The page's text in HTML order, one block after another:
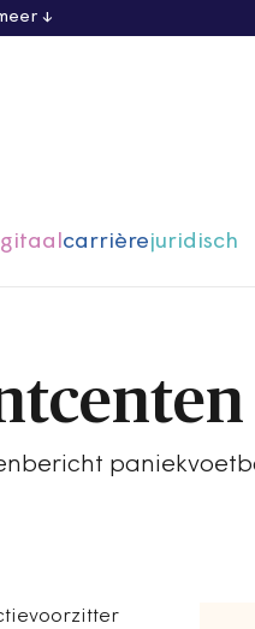
carrièrejuridisch